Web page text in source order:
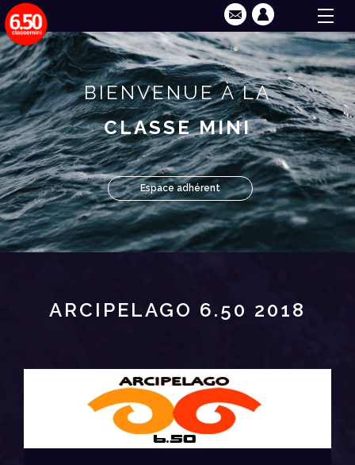
BIENVENUE À LA
CLASSE MINI
Espace adhérent
ARCIPELAGO 6.50 2018